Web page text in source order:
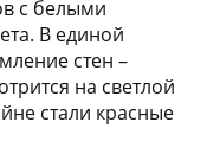
с белыми
В единой
стен –
на светлой
стали красные